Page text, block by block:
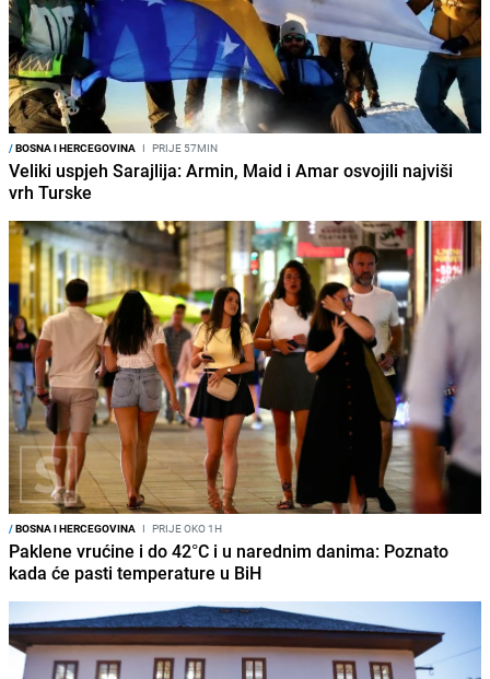
/BOSNA I HERCEGOVINA I PRIJE 57MIN
Veliki uspjeh Sarajlija: Armin, Maid i Amar osvojili najviši
vrh Turske
/BOSNA I HERCEGOVINA I PRIJE OKO 1H
Paklene vrućine i do 42°C i u narednim danima: Poznato
kada će pasti temperature u BiH